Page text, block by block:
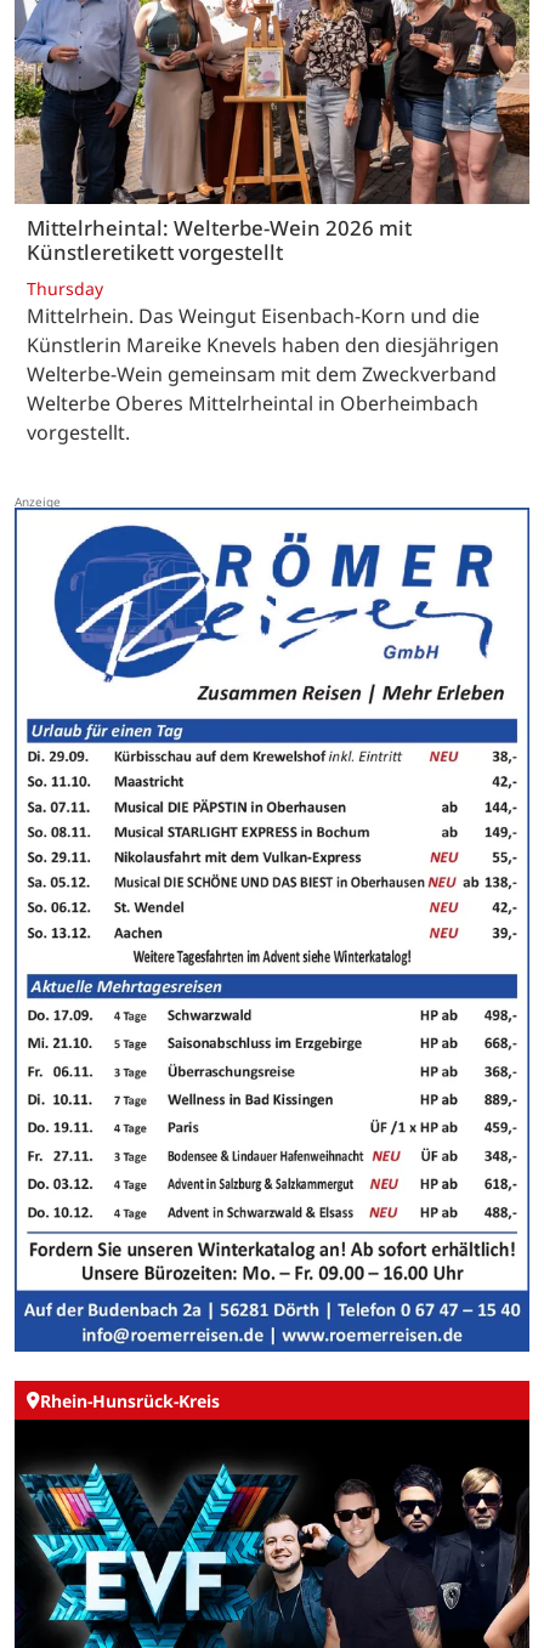
Mittelrheintal: Welterbe-Wein 2026 mit
Künstleretikett vorgestellt
Thursday
Mittelrhein. Das Weingut Eisenbach-Korn und die
Künstlerin Mareike Knevels haben den diesjährigen
Welterbe-Wein gemeinsam mit dem Zweckverband
Welterbe Oberes Mittelrheintal in Oberheimbach
vorgestellt.
Rhein-Hunsrück-Kreis